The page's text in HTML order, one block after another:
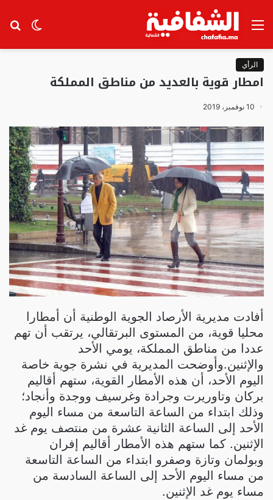
الوضع
القائمة
الرأي
امطار قوية بالعديد من مناطق المملكة
10 نوفمبر، 2019
أفادت مديرية الأرصاد الجوية الوطنية أن أمطارا
محليا قوية، من المستوى البرتقالي، يرتقب أن تهم
عددا من مناطق المملكة، يومي الأحد
والإثنين.وأوضحت المديرية في نشرة جوية خاصة
اليوم الأحد، أن هذه الأمطار القوية، ستهم أقاليم
بركان وتاوريرت وجرادة وغرسيف ووجدة وأنجاد؛
وذلك ابتداء من الساعة التاسعة من مساء اليوم
الأحد إلى الساعة الثانية عشرة من منتصف يوم غد
الإثنين. كما ستهم هذه الأمطار أقاليم إفران
وبولمان وتازة وصفرو ابتداء من الساعة التاسعة
من مساء اليوم الأحد إلى الساعة السادسة من
مساء يوم غد الإثنين.